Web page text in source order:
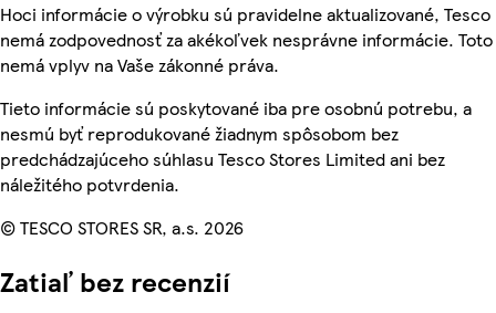
Hoci informácie o výrobku sú pravidelne aktualizované, Tesco
nemá zodpovednosť za akékoľvek nesprávne informácie. Toto
nemá vplyv na Vaše zákonné práva.
Tieto informácie sú poskytované iba pre osobnú potrebu, a
nesmú byť reprodukované žiadnym spôsobom bez
predchádzajúceho súhlasu Tesco Stores Limited ani bez
náležitého potvrdenia.
© TESCO STORES SR, a.s. 2026
Zatiaľ bez recenzií